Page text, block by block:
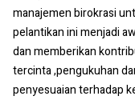
manajemen birokrasi
pelantikan ini menjadi
dan memberikan
tercinta ,pengukuhan
penyesuaian terhadap